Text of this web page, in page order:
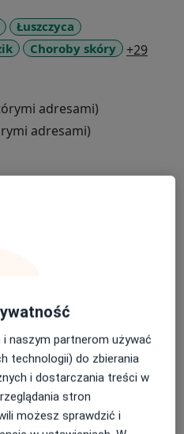
Łuszczyca
Choroby skóry +29
adresami)
adresami)
więcej
o doświadczeniu
naszym partnerom używać
technologii) do zbierania
i dostarczania treści w
stron
możesz sprawdzić i